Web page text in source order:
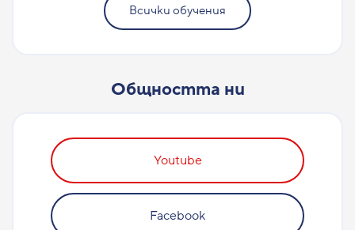
Всички обучения
Общността ни
Youtube
Facebook